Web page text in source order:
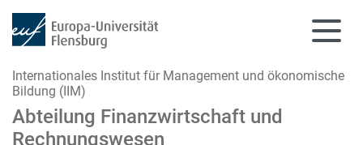
Internationales Institut für Management und ökonomische
Bildung (IIM)
Abteilung Finanzwirtschaft und
Rechnungswesen